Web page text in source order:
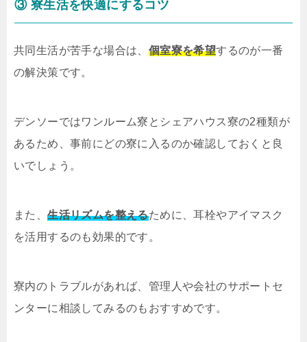
③ 寮生活を快適にするコツ
共同生活が苦手な場合は、 個室寮を希望するのが一番
の解決策です。
デンソーではワンルーム寮とシェアハウス寮の2種類が
あるため、事前にどの寮に入るのか確認しておくと良
いでしょう。
また、生活リズムを整えるために、耳栓やアイマスク
を活用するのも効果的です。
寮内のトラブルがあれば、管理人や会社のサポートセ
ンターに相談してみるのもおすすめです。